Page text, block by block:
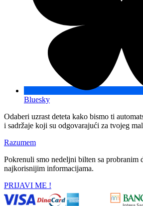
Bluesky
Odaberi uzrast deteta kako bismo ti
i sadržaje koji su odgovarajući za tvojeg
Razumem
Pokrenuli smo nedeljni bilten sa probranim
najkorisnijim informacijama.
PRIJAVI ME !